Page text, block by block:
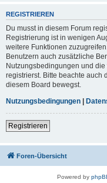
REGISTRIEREN
Du musst in diesem Forum
Registrierung ist in wenigen
weitere Funktionen
Benutzern auch zusätzliche
Nutzungsbedingungen und
registrierst. Bitte beachte auch
diesem Board bewegst.
Nutzungsbedingungen |
Registrieren
Foren-Übersicht
Powered by